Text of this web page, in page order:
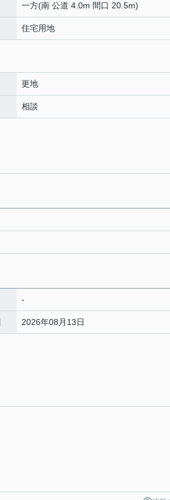
一方(南 公道 4.0m 間口 20.5m)
住宅用地
更地
相談
-
2026年08月13日